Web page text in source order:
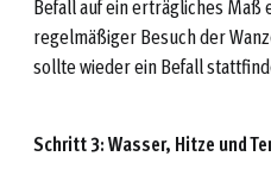
Befall auf ein erträgliches Maß
regelmäßiger Besuch der
sollte wieder ein Befall
Schritt 3: Wasser, Hitze und